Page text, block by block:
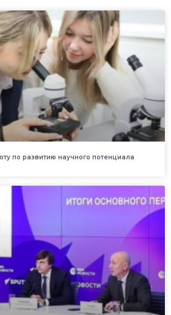
по развитию научного потенциала